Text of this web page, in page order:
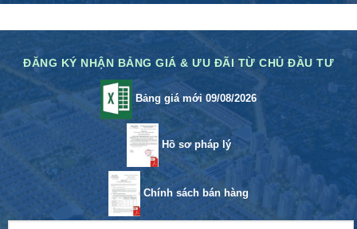
ĐĂNG KÝ NHẬN BẢNG GIÁ & ƯU ĐÃI TỪ CHỦ ĐẦU TƯ
Bảng giá mới 09/08/2026
Hồ sơ pháp lý
Chính sách bán hàng